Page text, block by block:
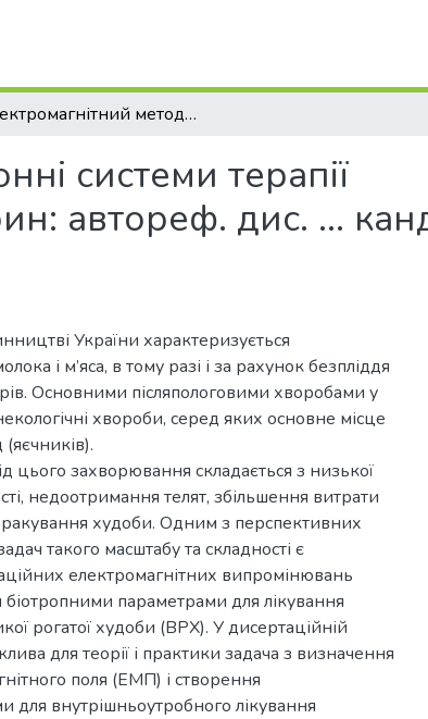
Електромагнітний метод і електронні системи терапії гінекологічних захворювань тварин: автореф. дис. ... канд. техн. наук : 05.11.17
системи терапії
автореф. дис. ...
України характеризується
і м’яса, в тому разі і за рахунок безпліддя
Основними післяпологовими хворобами у
хвороби, серед яких основне місце
(яєчників).
цього захворювання складається з низької
недоотримання телят, збільшення витрати
худоби. Одним з перспективних
такого масштабу та складності є
електромагнітних випромінювань
параметрами для лікування
рогатої худоби (ВРХ). У дисертаційній
для теорії і практики задача з визначення
поля (ЕМП) і створення
для внутрішньоутробного лікування